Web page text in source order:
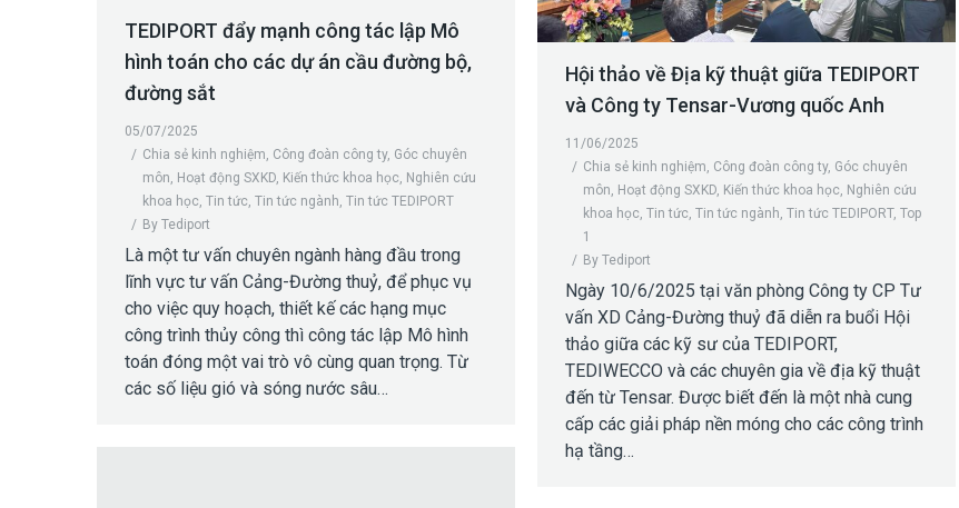
TEDIPORT đẩy mạnh công tác lập Mô
hình toán cho các dự án cầu đường bộ,
đường sắt
05/07/2025
Chia sẻ kinh nghiệm, Công đoàn công ty, Góc chuyên
môn, Hoạt động SXKD, Kiến thức khoa học, Nghiên cứu
khoa học, Tin tức, Tin tức ngành, Tin tức TEDIPORT
By Tediport
Là một tư vấn chuyên ngành hàng đầu trong
lĩnh vực tư vấn Cảng-Đường thuỷ, để phục vụ
cho việc quy hoạch, thiết kế các hạng mục
công trình thủy công thì công tác lập Mô hình
toán đóng một vai trò vô cùng quan trọng. Từ
các số liệu gió và sóng nước sâu…
Hội thảo về Địa kỹ thuật giữa TEDIPORT
và Công ty Tensar-Vương quốc Anh
11/06/2025
Chia sẻ kinh nghiệm, Công đoàn công ty, Góc chuyên
môn, Hoạt động SXKD, Kiến thức khoa học, Nghiên cứu
khoa học, Tin tức, Tin tức ngành, Tin tức TEDIPORT, Top
1
By Tediport
Ngày 10/6/2025 tại văn phòng Công ty CP Tư
vấn XD Cảng-Đường thuỷ đã diễn ra buổi Hội
thảo giữa các kỹ sư của TEDIPORT,
TEDIWECCO và các chuyên gia về địa kỹ thuật
đến từ Tensar. Được biết đến là một nhà cung
cấp các giải pháp nền móng cho các công trình
hạ tầng…